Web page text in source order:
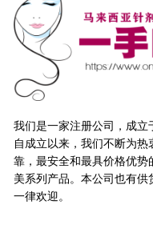
我们是一家注册公司，成立
自成立以来，我们不断为热
靠，最安全和最具价格优势
美系列产品。本公司也有供
一律欢迎。